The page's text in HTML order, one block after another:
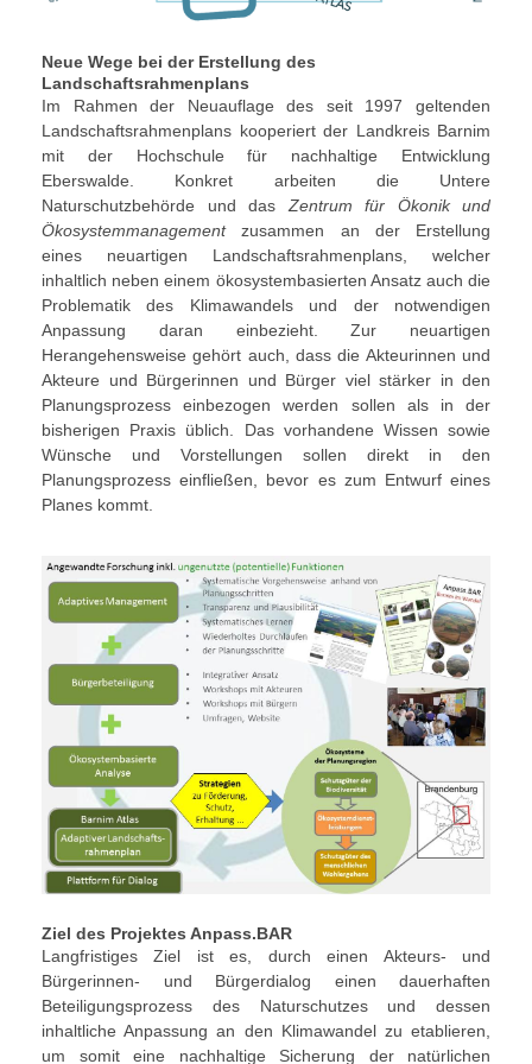
Neue Wege bei der Erstellung des
Landschaftsrahmenplans
Im Rahmen der Neuauflage des seit 1997 geltenden
Landschaftsrahmenplans kooperiert der Landkreis Barnim
mit der Hochschule für nachhaltige Entwicklung
Eberswalde. Konkret arbeiten die Untere
Naturschutzbehörde und dasZentrum für Ökonik und
Ökosystemmanagementzusammen an der Erstellung
eines neuartigen Landschaftsrahmenplans, welcher
inhaltlich neben einem ökosystembasierten Ansatz auch die
Problematik des Klimawandels und der notwendigen
Anpassung daran einbezieht. Zur neuartigen
Herangehensweise gehört auch, dass die Akteurinnen und
Akteure und Bürgerinnen und Bürger viel stärker in den
Planungsprozess einbezogen werden sollen als in der
bisherigen Praxis üblich. Das vorhandene Wissen sowie
Wünsche und Vorstellungen sollen direkt in den
Planungsprozess einfließen, bevor es zum Entwurf eines
Planes kommt.
Ziel des Projektes Anpass.BAR
Langfristiges Ziel ist es, durch einen Akteurs- und
Bürgerinnen- und Bürgerdialog einen dauerhaften
Beteiligungsprozess des Naturschutzes und dessen
inhaltliche Anpassung an den Klimawandel zu etablieren,
um somit eine nachhaltige Sicherung der natürlichen